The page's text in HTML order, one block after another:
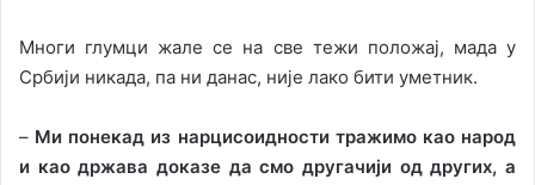
Многи глумци жале се на све тежи положај, мада у
Србији никада, па ни данас, није лако бити уметник.
– Ми понекад из нарцисоидности тражимо као народ
и као држава доказе да смо другачији од других, а